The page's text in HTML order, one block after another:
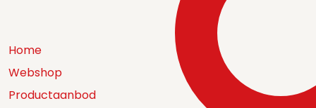
Home
Webshop
Productaanbod